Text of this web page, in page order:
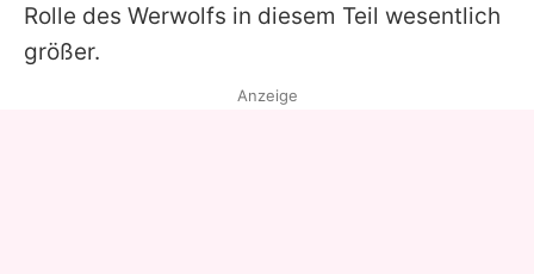
Rolle des Werwolfs in diesem Teil wesentlich
größer.
Anzeige